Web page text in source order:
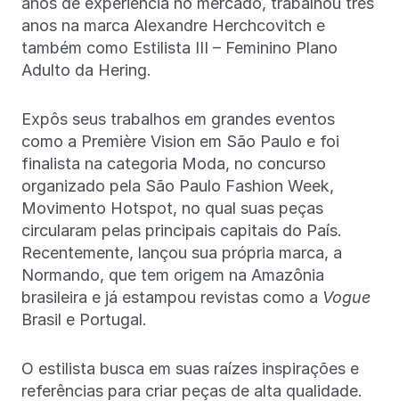
anos na marca Alexandre Herchcovitch e
também como Estilista III – Feminino Plano
Adulto da Hering.
Expôs seus trabalhos em grandes eventos
como a Première Vision em São Paulo e foi
finalista na categoria Moda, no concurso
organizado pela São Paulo Fashion Week,
Movimento Hotspot, no qual suas peças
circularam pelas principais capitais do País.
Recentemente, lançou sua própria marca, a
Normando, que tem origem na Amazônia
brasileira e já estampou revistas como a Vogue
Brasil e Portugal.
O estilista busca em suas raízes inspirações e
referências para criar peças de alta qualidade.